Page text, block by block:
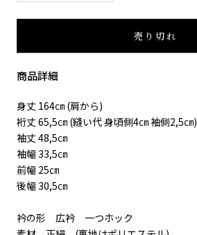
売り切れ
商品詳細
身丈 164㎝ (肩から)
裄丈 65,5㎝ (縫い代 身頃側4㎝ 袖側2,5㎝)
袖丈 48,5㎝
袖幅 33,5㎝
前幅 25㎝
後幅 30,5㎝
衿の形 広衿 一つホック